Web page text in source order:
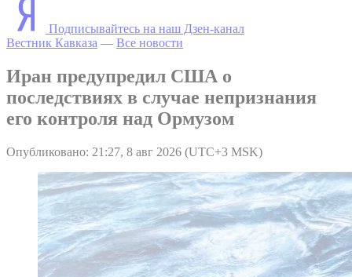
Подписывайтесь на наш Дзен-канал
Вестник Кавказа — Все новости
Иран предупредил США о
последствиях в случае непризнания
его контроля над Ормузом
Опубликовано: 21:27, 8 авг 2026 (UTC+3 MSK)